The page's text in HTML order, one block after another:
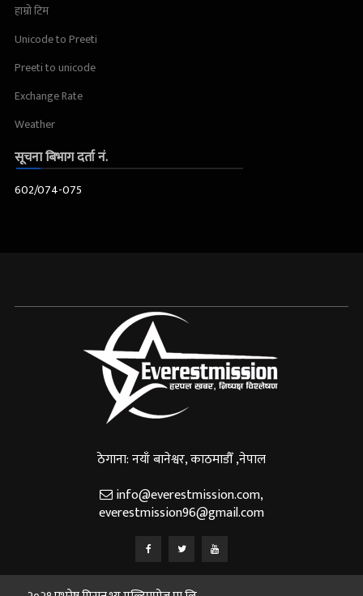
हाम्रो टिम
Unicode to Preeti
Preeti to unicode
Exchange Rate
Weather
सूचना बिभाग दर्ता नं.
602/074-075
ठेगाना: नयाँ बानेश्वर, काठमाडौँ ,नेपाल
info@everestmission.com,
everestmission96@gmail.com